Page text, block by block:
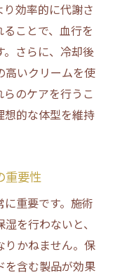
ムケアアイテ
重要な役割と
目安
の飲み物選び
物とその理由
ための水分管
ブティーやド
効率的に代謝さ
ことで、血行を
さらに、冷却後
高いクリームを使
のケアを行うこ
想的な体型を維持
重要性
重要です。施術
を行わないと、
りかねません。保
を含む製品が効果